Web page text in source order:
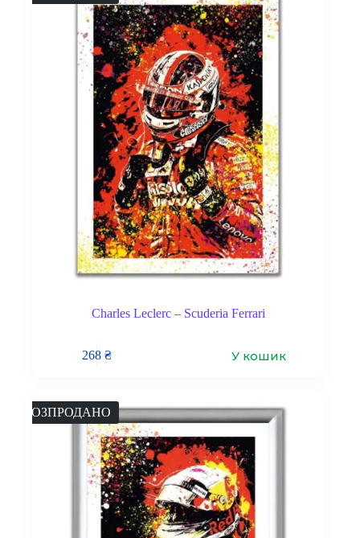
Charles Leclerc – Scuderia Ferrari
268₴ У кошик
РОЗПРОДАНО